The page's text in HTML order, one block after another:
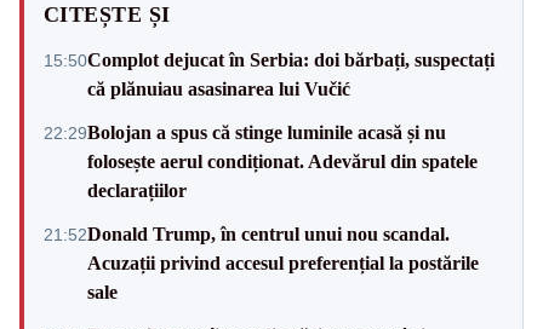
CITEȘTE ȘI
15:50Complot dejucat în Serbia: doi bărbați, suspectați
că plănuiau asasinarea lui Vučić
22:29Bolojan a spus că stinge luminile acasă și nu
folosește aerul condiționat. Adevărul din spatele
declarațiilor
21:52Donald Trump, în centrul unui nou scandal.
Acuzații privind accesul preferențial la postările
sale